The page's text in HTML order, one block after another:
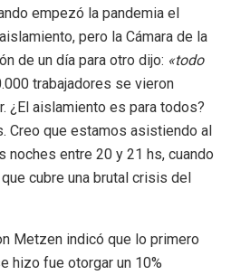
empezó la pandemia el
pero la Cámara de la
de un día para otro dijo: «todo
trabajadores se vieron
¿El aislamiento es para todos?
Creo que estamos asistiendo al
noches entre 20 y 21 hs, cuando
cubre una brutal crisis del
Metzen indicó que lo primero
hizo fue otorgar un 10%